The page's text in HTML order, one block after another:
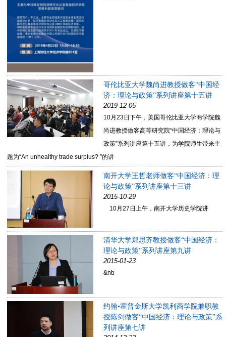
哥伦比亚大学魏尚进教授做客“中国经
济：理论与政策”系列讲座第十五讲
2019-12-05
10月23日下午，美国哥伦比亚大学商学院魏
尚进教授做客高等研究院“中国经济：理论与
政策”系列讲座第十五讲，为学院师生带来主
题为“An unhealthy trade surplus? ”的讲
南开大学王哲老师做客“中国经济：理
论与政策”系列讲座第十三讲
2015-10-29
10月27日上午，南开大学历史学院讲
清华大学郑思齐教授做客“中国经济：
理论与政策”系列讲座第九讲
2015-01-23
&nb
约翰•霍普金斯大学凯利商学院兼职教
授陈剑做客“中国经济：理论与政策”系
列讲座第七讲